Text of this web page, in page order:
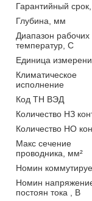
Гарантийный
Глубина, мм
Диапазон рабочих
температур, С
Единица
Климатическое
исполнение
Код ТН ВЭД
Количество НЗ
Количество НО
Макс сечение
проводника, мм²
Номин
Номин
постоян тока , В